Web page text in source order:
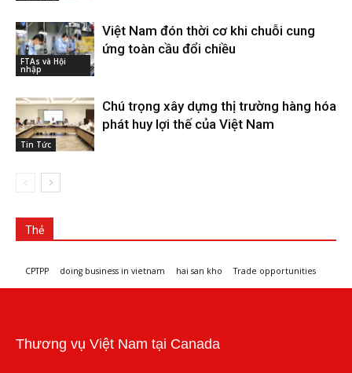
FTAs và Hội
nhập
Việt Nam đón thời cơ khi chuỗi cung
ứng toàn cầu đổi chiều
Tin Tức
Chú trọng xây dựng thị trường hàng hóa
phát huy lợi thế của Việt Nam
Thẻ
CPTPP doing business in vietnam hai san kho Trade opportunities
Thương vụ Việt Nam tại Canada